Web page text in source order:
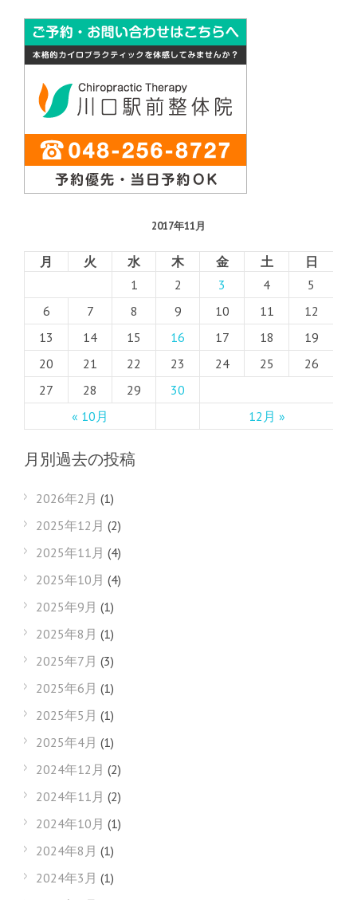
2017年11月
月 火 水 木 金 土 日
« 10月 12月 »
1 2 3 4
5
6
7 8 9 10 11
12
13
14 15 16 17 18
19
20
21 22 23 24 25
26
27
28 29 30
月別過去の投稿
2026年2月 (1)
2025年12月 (2)
2025年11月 (4)
2025年10月 (4)
2025年9月 (1)
2025年8月 (1)
2025年7月 (3)
2025年6月 (1)
2025年5月 (1)
2025年4月 (1)
2024年12月 (2)
2024年11月 (2)
2024年10月 (1)
2024年8月 (1)
2024年3月 (1)